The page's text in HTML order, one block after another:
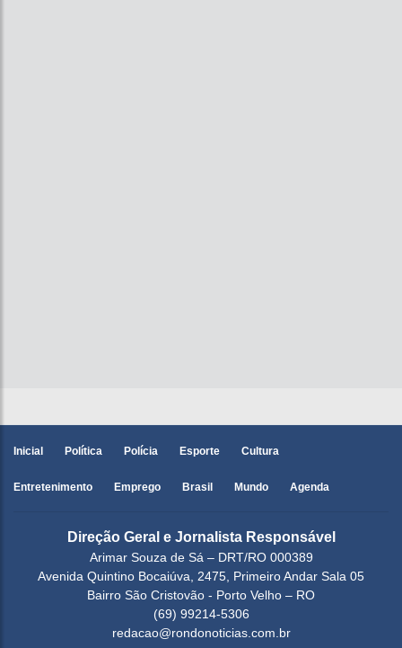
Inicial Política Polícia Esporte Cultura
Entretenimento Emprego Brasil Mundo Agenda
Direção Geral e Jornalista Responsável
Arimar Souza de Sá – DRT/RO 000389
Avenida Quintino Bocaiúva, 2475, Primeiro Andar Sala 05
Bairro São Cristovão - Porto Velho – RO
(69) 99214-5306
redacao@rondonoticias.com.br